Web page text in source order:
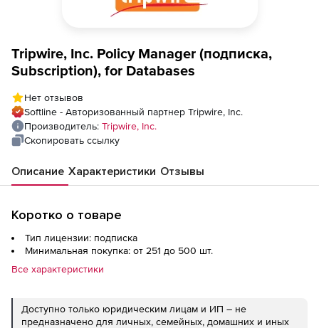
Tripwire, Inc. Policy Manager (подписка,
Subscription), for Databases
Нет отзывов
Softline - Авторизованный партнер Tripwire, Inc.
Производитель: Tripwire, Inc.
Скопировать ссылку
Описание Характеристики Отзывы
Коротко о товаре
Тип лицензии: подписка
Минимальная покупка: от 251 до 500 шт.
Все характеристики
Доступно только юридическим лицам и ИП – не
предназначено для личных, семейных, домашних и иных